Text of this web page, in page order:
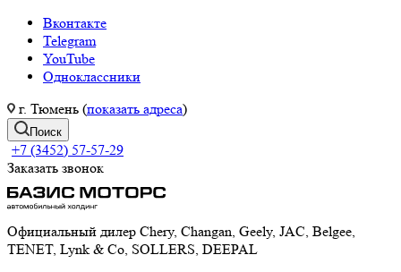
Вконтакте
Telegram
YouTube
Одноклассники
г. Тюмень (показать адреса)
Поиск
+7 (3452) 57-57-29
Заказать звонок
Официальный дилер Chery, Changan, Geely, JAC, Belgee,
TENET, Lynk & Co, SOLLERS, DEEPAL